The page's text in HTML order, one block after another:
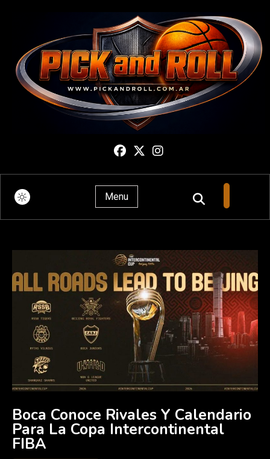
Pick And Roll
Menu
Boca Conoce Rivales Y Calendario
Para La Copa Intercontinental
FIBA